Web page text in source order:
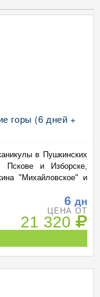
горы (6 дней +
в Пушкинских
Пскове и Изборске,
"Михайловское" и
6 дн
ЦЕНА ОТ
21 320